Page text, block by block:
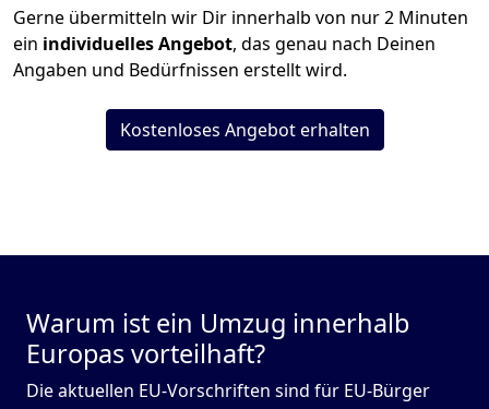
Gerne übermitteln wir Dir innerhalb von nur2 Minuten
ein individuelles Angebot, das genau nach Deinen
Angaben und Bedürfnissen erstellt wird.
Kostenloses Angebot erhalten
Warum ist ein Umzug innerhalb
Europas vorteilhaft?
Die aktuellen EU-Vorschriften sind für EU-Bürger